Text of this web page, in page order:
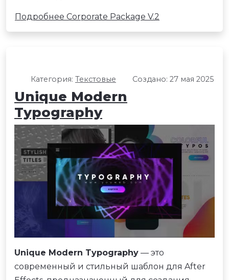
Подробнее Corporate Package V.2
Категория: Текстовые Создано: 27 мая 2025
Unique Modern
Typography
Unique Modern Typography — это
современный и стильный шаблон для After